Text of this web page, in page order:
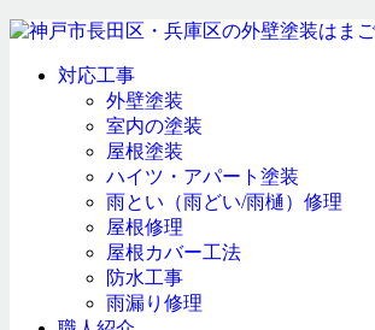
対応工事
外壁塗装
室内の塗装
屋根塗装
ハイツ・アパート塗装
雨とい（雨どい/雨樋）修理
屋根修理
屋根カバー工法
防水工事
雨漏り修理